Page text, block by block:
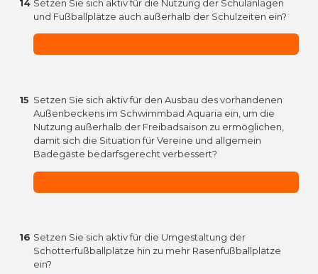
14 Setzen Sie sich aktiv für die Nutzung der Schulanlagen
und Fußballplätze auch außerhalb der Schulzeiten ein?
15 Setzen Sie sich aktiv für den Ausbau des vorhandenen
Außenbeckens im Schwimmbad Aquaria ein, um die
Nutzung außerhalb der Freibadsaison zu ermöglichen,
damit sich die Situation für Vereine und allgemein
Badegäste bedarfsgerecht verbessert?
16 Setzen Sie sich aktiv für die Umgestaltung der
Schotterfußballplätze hin zu mehr Rasenfußballplätze
ein?